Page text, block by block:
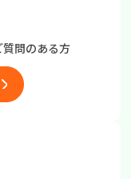
質問のある方